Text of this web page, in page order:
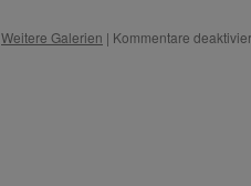
Weitere Galerien | Kommentare